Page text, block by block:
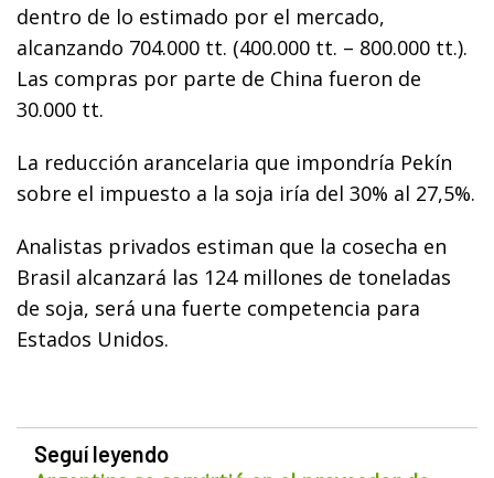
dentro de lo estimado por el mercado,
alcanzando 704.000 tt. (400.000 tt. – 800.000 tt.).
Las compras por parte de China fueron de
30.000 tt.
La reducción arancelaria que impondría Pekín
sobre el impuesto a la soja iría del 30% al 27,5%.
Analistas privados estiman que la cosecha en
Brasil alcanzará las 124 millones de toneladas
de soja, será una fuerte competencia para
Estados Unidos.
Seguí leyendo